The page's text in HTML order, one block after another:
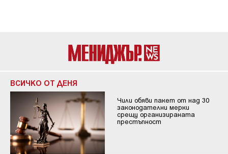
ВСИЧКО ОТ ДЕНЯ
Чили обяви пакет от над 30
законодателни мерки
срещу организираната
престъпност